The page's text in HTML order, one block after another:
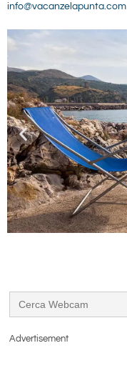
info@vacanzelapunta.com
Search
for:
Advertisement